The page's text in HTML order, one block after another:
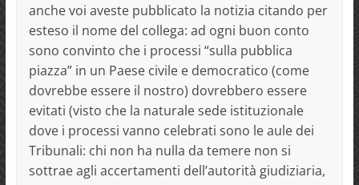
anche voi aveste pubblicato la notizia citando per
esteso il nome del collega: ad ogni buon conto
sono convinto che i processi “sulla pubblica
piazza” in un Paese civile e democratico (come
dovrebbe essere il nostro) dovrebbero essere
evitati (visto che la naturale sede istituzionale
dove i processi vanno celebrati sono le aule dei
Tribunali: chi non ha nulla da temere non si
sottrae agli accertamenti dell’autorità giudiziaria,